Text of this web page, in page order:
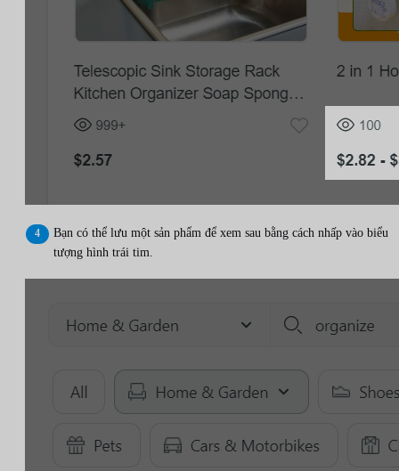
Bạn có thể lưu một sản phẩm để xem sau bằng cách nhấp vào biểu
tượng hình trái tim.